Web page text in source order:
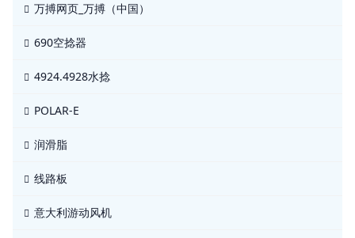
万搏网页_万搏（中国）
690空捻器
4924.4928水捻
POLAR-E
润滑脂
线路板
意大利游动风机